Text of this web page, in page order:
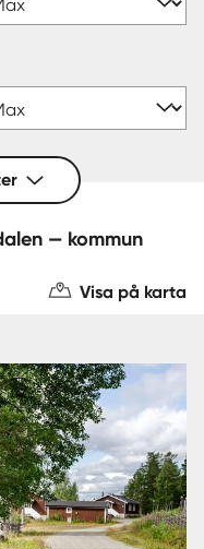
till salu - Härjedalen — kommun
Visa på karta